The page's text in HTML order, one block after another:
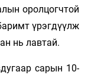
оролцогчтой
үрэгдүүлж
нь лавтай.
сарын 10-